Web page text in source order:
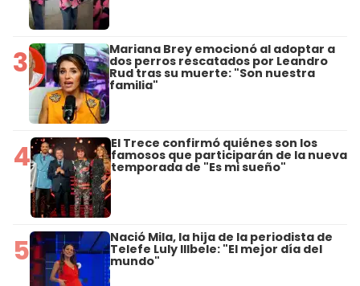
3 Mariana Brey emocionó al adoptar a
dos perros rescatados por Leandro
Rud tras su muerte: "Son nuestra
familia"
4 El Trece confirmó quiénes son los
famosos que participarán de la nueva
temporada de "Es mi sueño"
5 Nació Mila, la hija de la periodista de
Telefe Luly Illbele: "El mejor día del
mundo"